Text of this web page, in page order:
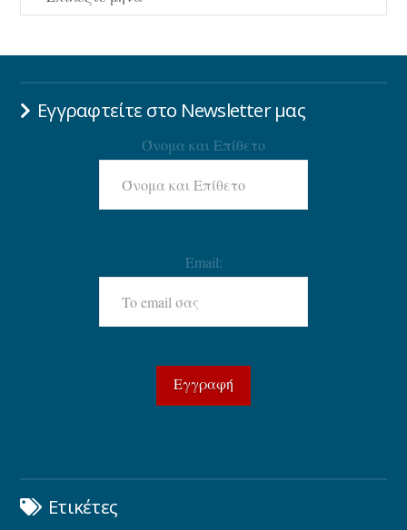
Εγγραφτείτε στο Newsletter μας
Όνομα και Επίθετο
Email:
Ετικέτες